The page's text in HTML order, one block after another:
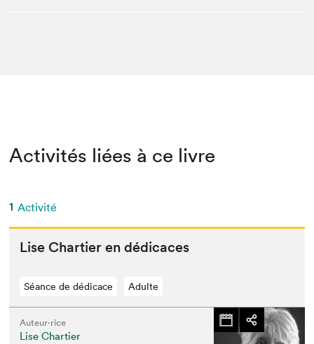
Activités liées à ce livre
1 Activité
Lise Charti­er en dédicaces
Séance de dédicace Adulte
Auteur·rice
Lise Chartier